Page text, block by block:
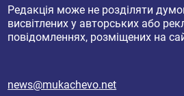
Редакція може не розділяти
висвітлених у авторських або
повідомленнях, розміщених на
news@mukachevo.net